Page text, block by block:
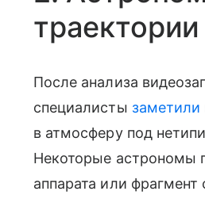
После анализа
специалисты заметили
в атмосферу под
Некоторые астрономы
аппарата или фрагмент